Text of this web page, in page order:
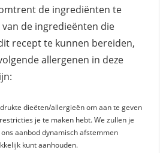
de ingrediënten te
de ingredieënten die
recept te kunnen bereiden,
allergenen in deze
dieëten/allergieën om aan te geven
je te maken hebt. We zullen je
aanbod dynamisch afstemmen
kunt aanhouden.